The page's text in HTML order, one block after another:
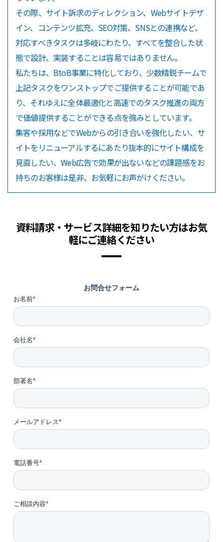
その際、サイト訴求のディレクション、Webサイトデザ
イン、コンテンツ拡充、SEO対策、SNSとの連携など、
対応すべきタスクは多岐にわたり、すべてを整合した状
態で設計、実装することは容易ではありません。
私たちは、BtoB事業に特化しており、少数精鋭チームで
上記タスクをワンストップでご提供することが可能であ
り、それゆえに全体最適化と高速でのタスク推進の両方
で価値提供することができる点を強みとしています。
集客や採用などでWebからの引き合いを強化したい、サ
イトをリニューアルするにあたり抜本的にサイト構成を
見直したい、Web広告で効果が出ないなどの課題感をお
持ちのお客様は是非、お気軽にお声がけください。
資料請求・サービス詳細を知りたい方はお気
軽にご連絡ください